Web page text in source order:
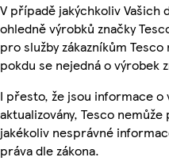
V případě jakýchkoliv Vašich
ohledně výrobků značky
pro služby zákazníkům
pokdu se nejedná o výrobek
I přesto, že jsou informace
aktualizovány, Tesco
jakékoliv nesprávné
práva dle zákona.